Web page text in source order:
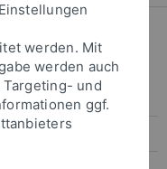
in the Global
werden. Mit
werden auch
und
ggf.